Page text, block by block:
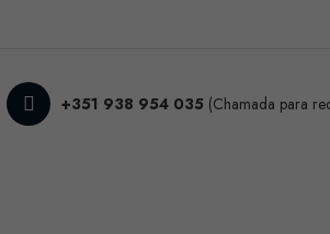
+351 938 954 035 (Chamada para